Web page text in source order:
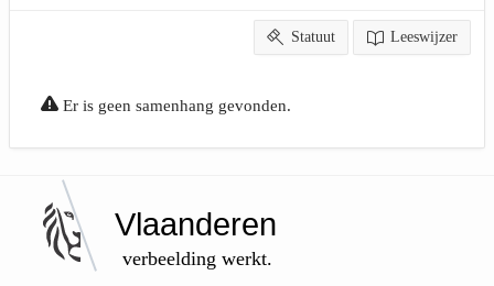
Statuut Leeswijzer
Er is geen samenhang gevonden.
Vlaanderen
verbeelding werkt.